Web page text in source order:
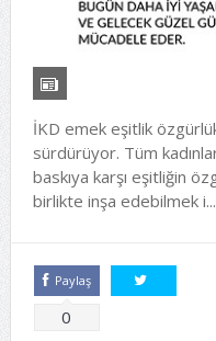
İKD emek eşitlik
sürdürüyor. Tüm
baskıya karşı eşitliğin
birlikte inşa edebilmek i...
Paylaş
0